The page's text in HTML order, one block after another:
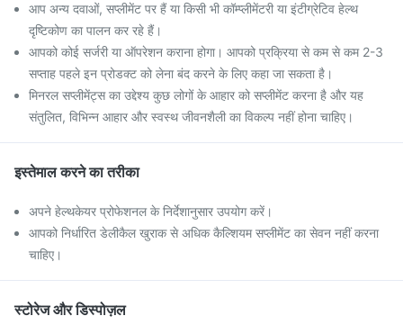
आप अन्य दवाओं, सप्लीमेंट पर हैं या किसी भी कॉम्प्लीमेंटरी या इंटीग्रेटिव हेल्थ
दृष्टिकोण का पालन कर रहे हैं।
आपको कोई सर्जरी या ऑपरेशन कराना होगा। आपको प्रक्रिया से कम से कम 2-3
सप्ताह पहले इन प्रोडक्ट को लेना बंद करने के लिए कहा जा सकता है।
मिनरल सप्लीमेंट्स का उद्देश्य कुछ लोगों के आहार को सप्लीमेंट करना है और यह
संतुलित, विभिन्न आहार और स्वस्थ जीवनशैली का विकल्प नहीं होना चाहिए।
इस्तेमाल करने का तरीका
अपने हेल्थकेयर प्रोफेशनल के निर्देशानुसार उपयोग करें।
आपको निर्धारित डेलीकैल खुराक से अधिक कैल्शियम सप्लीमेंट का सेवन नहीं करना
चाहिए।
स्टोरेज और डिस्पोज़ल